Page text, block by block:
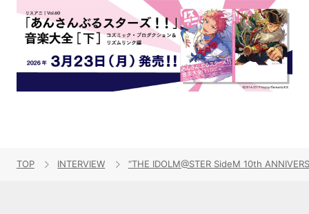
TOP INTERVIEW “THE IDOLM@STER SideM 10th